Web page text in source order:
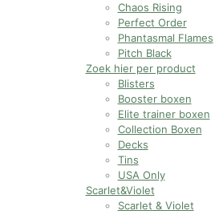
Chaos Rising
Perfect Order
Phantasmal Flames
Pitch Black
Zoek hier per product
Blisters
Booster boxen
Elite trainer boxen
Collection Boxen
Decks
Tins
USA Only
Scarlet&Violet
Scarlet & Violet